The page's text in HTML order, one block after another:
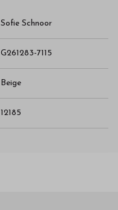
Sofie Schnoor
G261283-7115
Beige
12185